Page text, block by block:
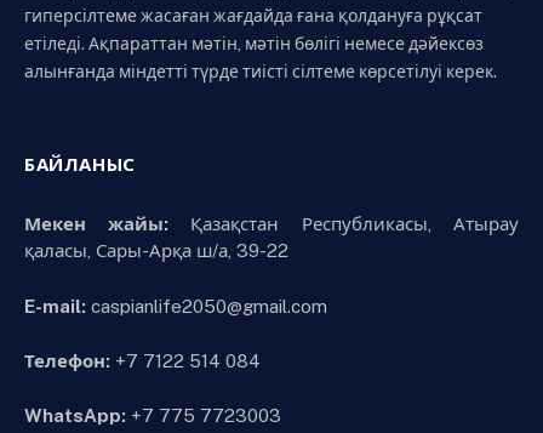
гиперсілтеме жасаған жағдайда ғана қолдануға рұқсат
етіледі. Ақпараттан мәтін, мәтін бөлігі немесе дәйексөз
алынғанда міндетті түрде тиісті сілтеме көрсетілуі керек.
БАЙЛАНЫС
Мекен жайы:Қазақстан Республикасы, Атырау
қаласы, Сары-Арқа ш/а, 39-22
E-mail: caspianlife2050@gmail.com
Телефон: +7 7122 514 084
WhatsApp: +7 775 7723003